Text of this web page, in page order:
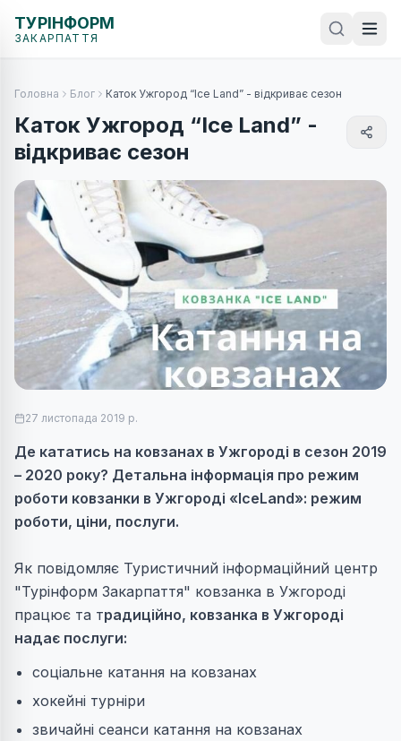
ТУРІНФОРМ
ЗАКАРПАТТЯ
Головна Блог Каток Ужгород “Ice Land” - відкриває сезон
Каток Ужгород “Ice Land” -
відкриває сезон
27 листопада 2019 р.
Де кататись на ковзанах в Ужгороді в сезон 2019
– 2020 року? Детальна інформація про режим
роботи ковзанки в Ужгороді «IceLand»: режим
роботи, ціни, послуги.
Як повідомляє Туристичний інформаційний центр
"Турінформ Закарпаття" ковзанка в Ужгороді
працює та традиційно, ковзанка в Ужгороді
надає послуги:
соціальне катання на ковзанах
хокейні турніри
звичайні сеанси катання на ковзанах